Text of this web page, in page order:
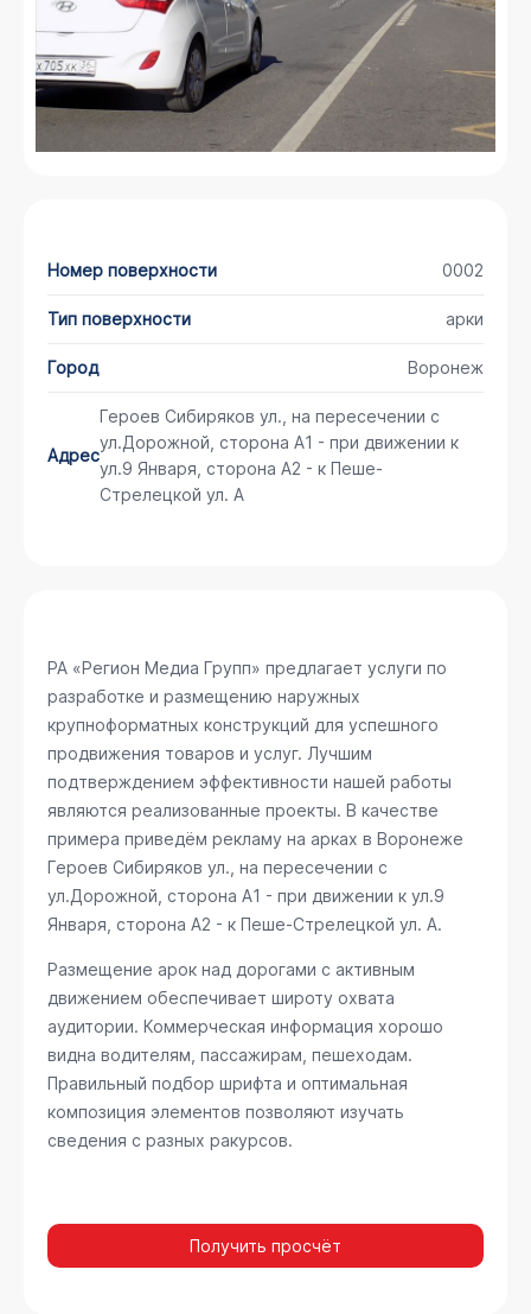
Номер поверхности 0002
Тип поверхности арки
Город Воронеж
Адрес
Героев Сибиряков ул., на пересечении с
ул.Дорожной, сторона А1 - при движении к
ул.9 Января, сторона А2 - к Пеше-
Стрелецкой ул. А
РА «Регион Медиа Групп» предлагает услуги по
разработке и размещению наружных
крупноформатных конструкций для успешного
продвижения товаров и услуг. Лучшим
подтверждением эффективности нашей работы
являются реализованные проекты. В качестве
примера приведём рекламу на арках в Воронеже
Героев Сибиряков ул., на пересечении с
ул.Дорожной, сторона А1 - при движении к ул.9
Января, сторона А2 - к Пеше-Стрелецкой ул. А.
Размещение арок над дорогами с активным
движением обеспечивает широту охвата
аудитории. Коммерческая информация хорошо
видна водителям, пассажирам, пешеходам.
Правильный подбор шрифта и оптимальная
композиция элементов позволяют изучать
сведения с разных ракурсов.
Получить просчёт